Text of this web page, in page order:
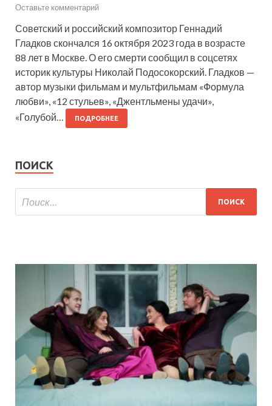
Оставьте комментарий
Советский и российский композитор Геннадий
Гладков скончался 16 октября 2023 года в возрасте
88 лет в Москве. О его смерти сообщил в соцсетях
историк культуры Николай Подосокорский. Гладков —
автор музыки фильмам и мультфильмам «Формула
любви», «12 стульев», «Джентльмены удачи»,
«Голубой…
ПОДРОБНЕЕ
ПОИСК